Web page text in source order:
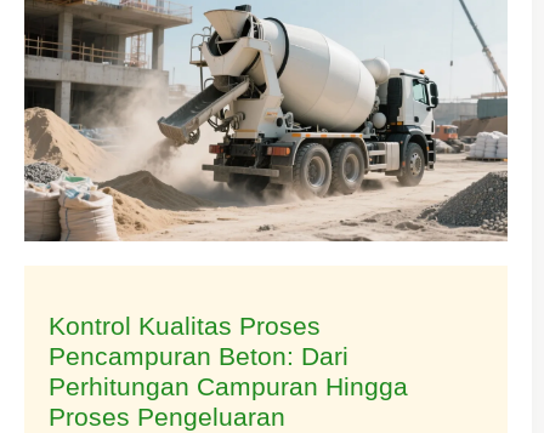
Kontrol Kualitas Proses
Pencampuran Beton: Dari
Perhitungan Campuran Hingga
Proses Pengeluaran